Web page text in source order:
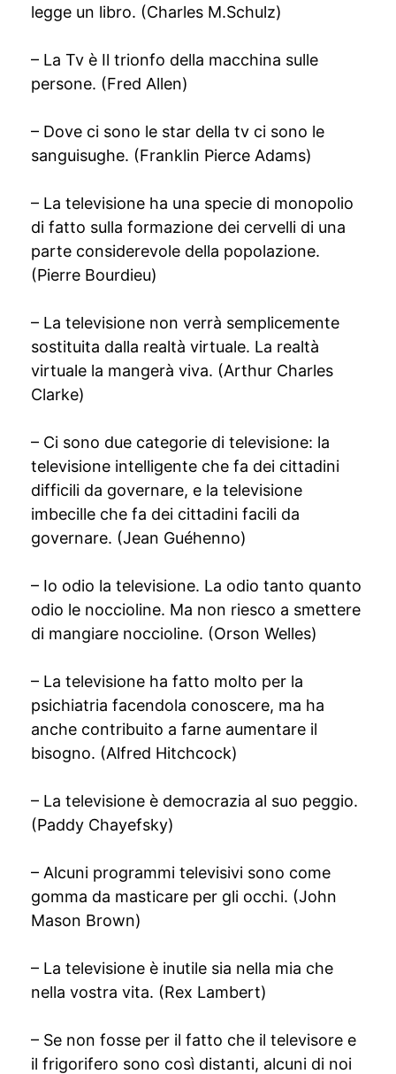
legge un libro. (Charles M.Schulz)
– La Tv è Il trionfo della macchina sulle
persone. (Fred Allen)
– Dove ci sono le star della tv ci sono le
sanguisughe. (Franklin Pierce Adams)
– La televisione ha una specie di monopolio
di fatto sulla formazione dei cervelli di una
parte considerevole della popolazione.
(Pierre Bourdieu)
– La televisione non verrà semplicemente
sostituita dalla realtà virtuale. La realtà
virtuale la mangerà viva. (Arthur Charles
Clarke)
– Ci sono due categorie di televisione: la
televisione intelligente che fa dei cittadini
difficili da governare, e la televisione
imbecille che fa dei cittadini facili da
governare. (Jean Guéhenno)
– Io odio la televisione. La odio tanto quanto
odio le noccioline. Ma non riesco a smettere
di mangiare noccioline. (Orson Welles)
– La televisione ha fatto molto per la
psichiatria facendola conoscere, ma ha
anche contribuito a farne aumentare il
bisogno. (Alfred Hitchcock)
– La televisione è democrazia al suo peggio.
(Paddy Chayefsky)
– Alcuni programmi televisivi sono come
gomma da masticare per gli occhi. (John
Mason Brown)
– La televisione è inutile sia nella mia che
nella vostra vita. (Rex Lambert)
– Se non fosse per il fatto che il televisore e
il frigorifero sono così distanti, alcuni di noi